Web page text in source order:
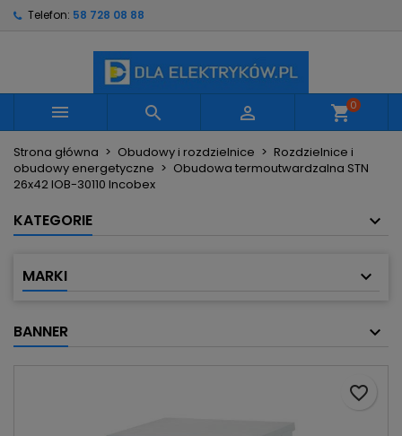
Telefon: 58 728 08 88
   shopping_cart0
Strona główna Obudowy i rozdzielnice
Rozdzielnice i
obudowy energetyczne
Obudowa termoutwardzalna STN
26x42 IOB-30110 Incobex
KATEGORIE
MARKI
BANNER
favorite_border
Utwórz nową listę
Nazwa listy życzeń
Anuluj Utwórz listę życzeń
Musisz być zalogowany by zapisać produkty na
swojej liście życzeń.
Anuluj Zaloguj się